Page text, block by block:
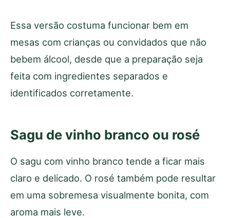
Essa versão costuma funcionar bem em
mesas com crianças ou convidados que não
bebem álcool, desde que a preparação seja
feita com ingredientes separados e
identificados corretamente.
Sagu de vinho branco ou rosé
O sagu com vinho branco tende a ficar mais
claro e delicado. O rosé também pode resultar
em uma sobremesa visualmente bonita, com
aroma mais leve.